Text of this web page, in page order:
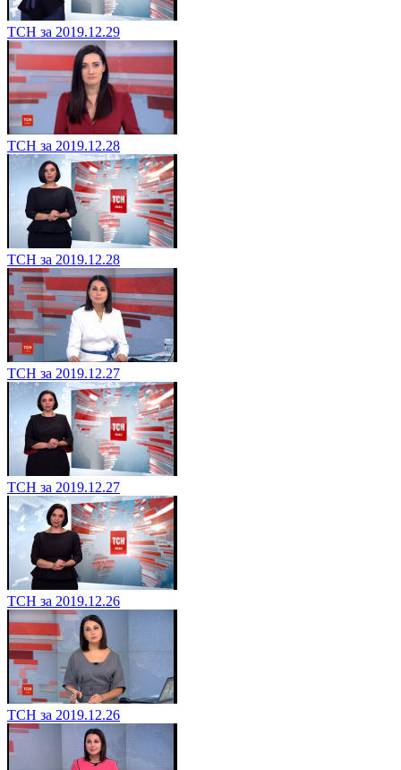
ТСН за 2019.12.29
ТСН за 2019.12.28
ТСН за 2019.12.28
ТСН за 2019.12.27
ТСН за 2019.12.27
ТСН за 2019.12.26
ТСН за 2019.12.26